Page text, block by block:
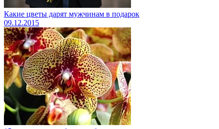
Какие цветы дарят мужчинам в подарок
09.12.2015